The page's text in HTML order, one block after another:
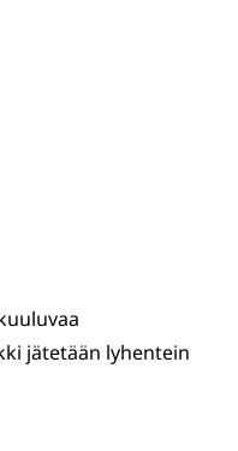
jätetään lyhentein